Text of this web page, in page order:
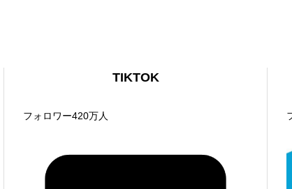
TIKTOK
フォロワー420万人